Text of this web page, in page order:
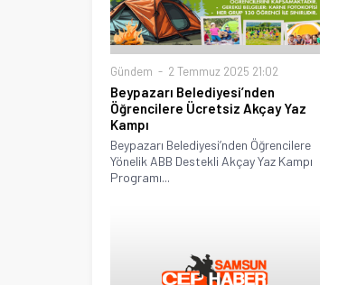
Gündem 2 Temmuz 2025 21:02
Beypazarı Belediyesi’nden
Öğrencilere Ücretsiz Akçay Yaz
Kampı
Beypazarı Belediyesi’nden Öğrencilere
Yönelik ABB Destekli Akçay Yaz Kampı
Programı...